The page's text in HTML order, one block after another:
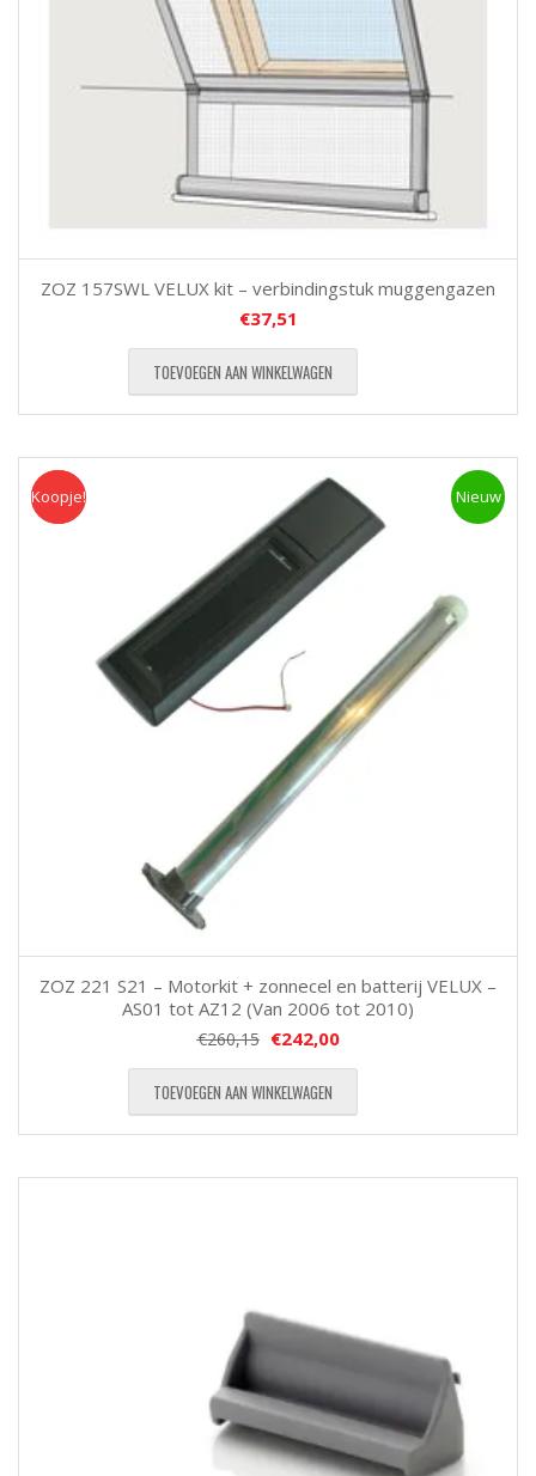
ZOZ 157SWL VELUX kit – verbindingstuk muggengazen
€37,51
TOEVOEGEN AAN WINKELWAGEN
Koopje Nieuw
Koopje!
ZOZ 221 S21 – Motorkit + zonnecel en batterij VELUX –
AS01 tot AZ12 (Van 2006 tot 2010)
€260,15 €242,00
TOEVOEGEN AAN WINKELWAGEN